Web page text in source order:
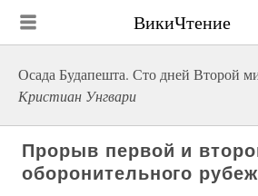
ВикиЧтение
Осада Будапешта. Сто дней Второй
Кристиан Унгвари
Прорыв первой и
оборонительного